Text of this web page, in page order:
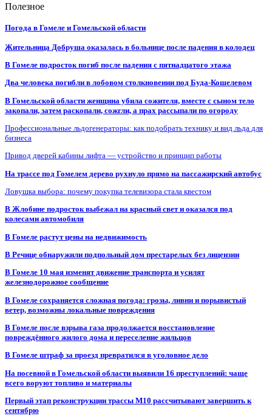
Полезное
Погода в Гомеле и Гомельской области
Жительница Добруша оказалась в больнице после падения в колодец
В Гомеле подросток погиб после падения с пятнадцатого этажа
Два человека погибли в лобовом столкновении под Буда-Кошелевом
В Гомельской области женщина убила сожителя, вместе с сыном тело
закопали, затем раскопали, сожгли, а прах рассыпали по огороду
Профессиональные льдогенераторы: как подобрать технику и вид льда для
бизнеса
Привод дверей кабины лифта — устройство и принцип работы
На трассе под Гомелем дерево рухнуло прямо на пассажирский автобус
Ловушка выбора: почему покупка телевизора стала квестом
В Жлобине подросток выбежал на красный свет и оказался под
колесами автомобиля
В Гомеле растут цены на недвижимость
В Речице обнаружили подпольный дом престарелых без лицензии
В Гомеле 10 мая изменят движение транспорта и усилят
железнодорожное сообщение
В Гомеле сохраняется сложная погода: грозы, ливни и порывистый
ветер, возможны локальные повреждения
В Гомеле после взрыва газа продолжается восстановление
повреждённого жилого дома и переселение жильцов
В Гомеле штраф за проезд превратился в уголовное дело
На посевной в Гомельской области выявили 16 преступлений: чаще
всего воруют топливо и материалы
Первый этап реконструкции трассы М10 рассчитывают завершить к
сентябрю